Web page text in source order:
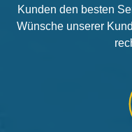
Kunden den besten
Wünsche unserer